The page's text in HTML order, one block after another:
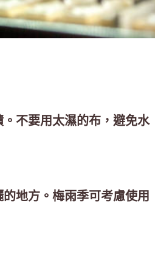
不要用太濕的布，避免水
地方。梅雨季可考慮使用